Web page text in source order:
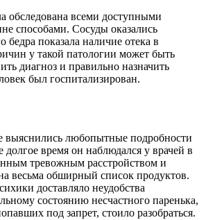
обследована всеми доступными
способами. Сосуды оказались
показала наличие отека в
у такой патологии может быть
диагноз и правильно назначить
был госпитализирован.
выяснились любопытные подробности
время он наблюдался у врачей в
тревожным расстройством и
весьма обширный список продуктов.
доставляло неудобства
состоянию несчастного паренька,
под запрет, стоило разобраться.